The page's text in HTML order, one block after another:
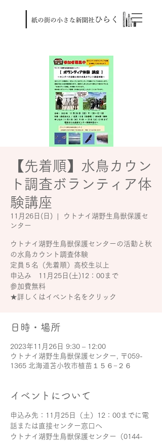
【先着順】水鳥カウン
ト調査ボランティア体
験講座
11月26日(日)
ウトナイ湖野生鳥獣保護セ
ンター
ウトナイ湖野生鳥獣保護センターの活動と秋
の水鳥カウント調査体験
定員５名（先着順）高校生以上
申込み 11月25日(土)12：00まで
参加費無料
★詳しくはイベント名をクリック
日時・場所
2023年11月26日 9:30 – 12:00
ウトナイ湖野生鳥獣保護センター, 〒059-
1365 北海道苫小牧市植苗１５６−２６
イベントについて
申込み先：11月25日（土）12：00までに電
話または直接センター窓口へ
ウトナイ湖野生鳥獣保護センター（0144-